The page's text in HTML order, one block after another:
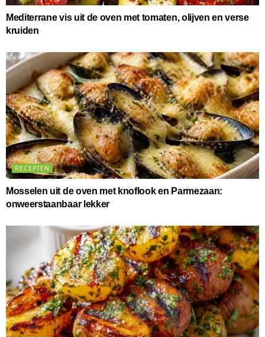
Mediterrane vis uit de oven met tomaten, olijven en verse
kruiden
RECEPTEN
Mosselen uit de oven met knoflook en Parmezaan:
onweerstaanbaar lekker